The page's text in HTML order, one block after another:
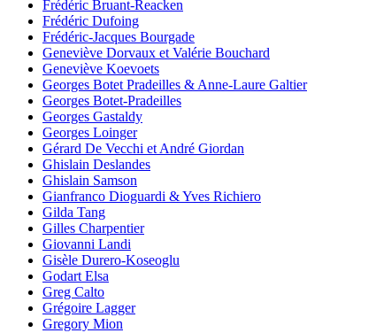
Frédéric Bruant-Reacken
Frédéric Dufoing
Frédéric-Jacques Bourgade
Geneviève Dorvaux et Valérie Bouchard
Geneviève Koevoets
Georges Botet Pradeilles & Anne-Laure Galtier
Georges Botet-Pradeilles
Georges Gastaldy
Georges Loinger
Gérard De Vecchi et André Giordan
Ghislain Deslandes
Ghislain Samson
Gianfranco Dioguardi & Yves Richiero
Gilda Tang
Gilles Charpentier
Giovanni Landi
Gisèle Durero-Koseoglu
Godart Elsa
Greg Calto
Grégoire Lagger
Gregory Mion